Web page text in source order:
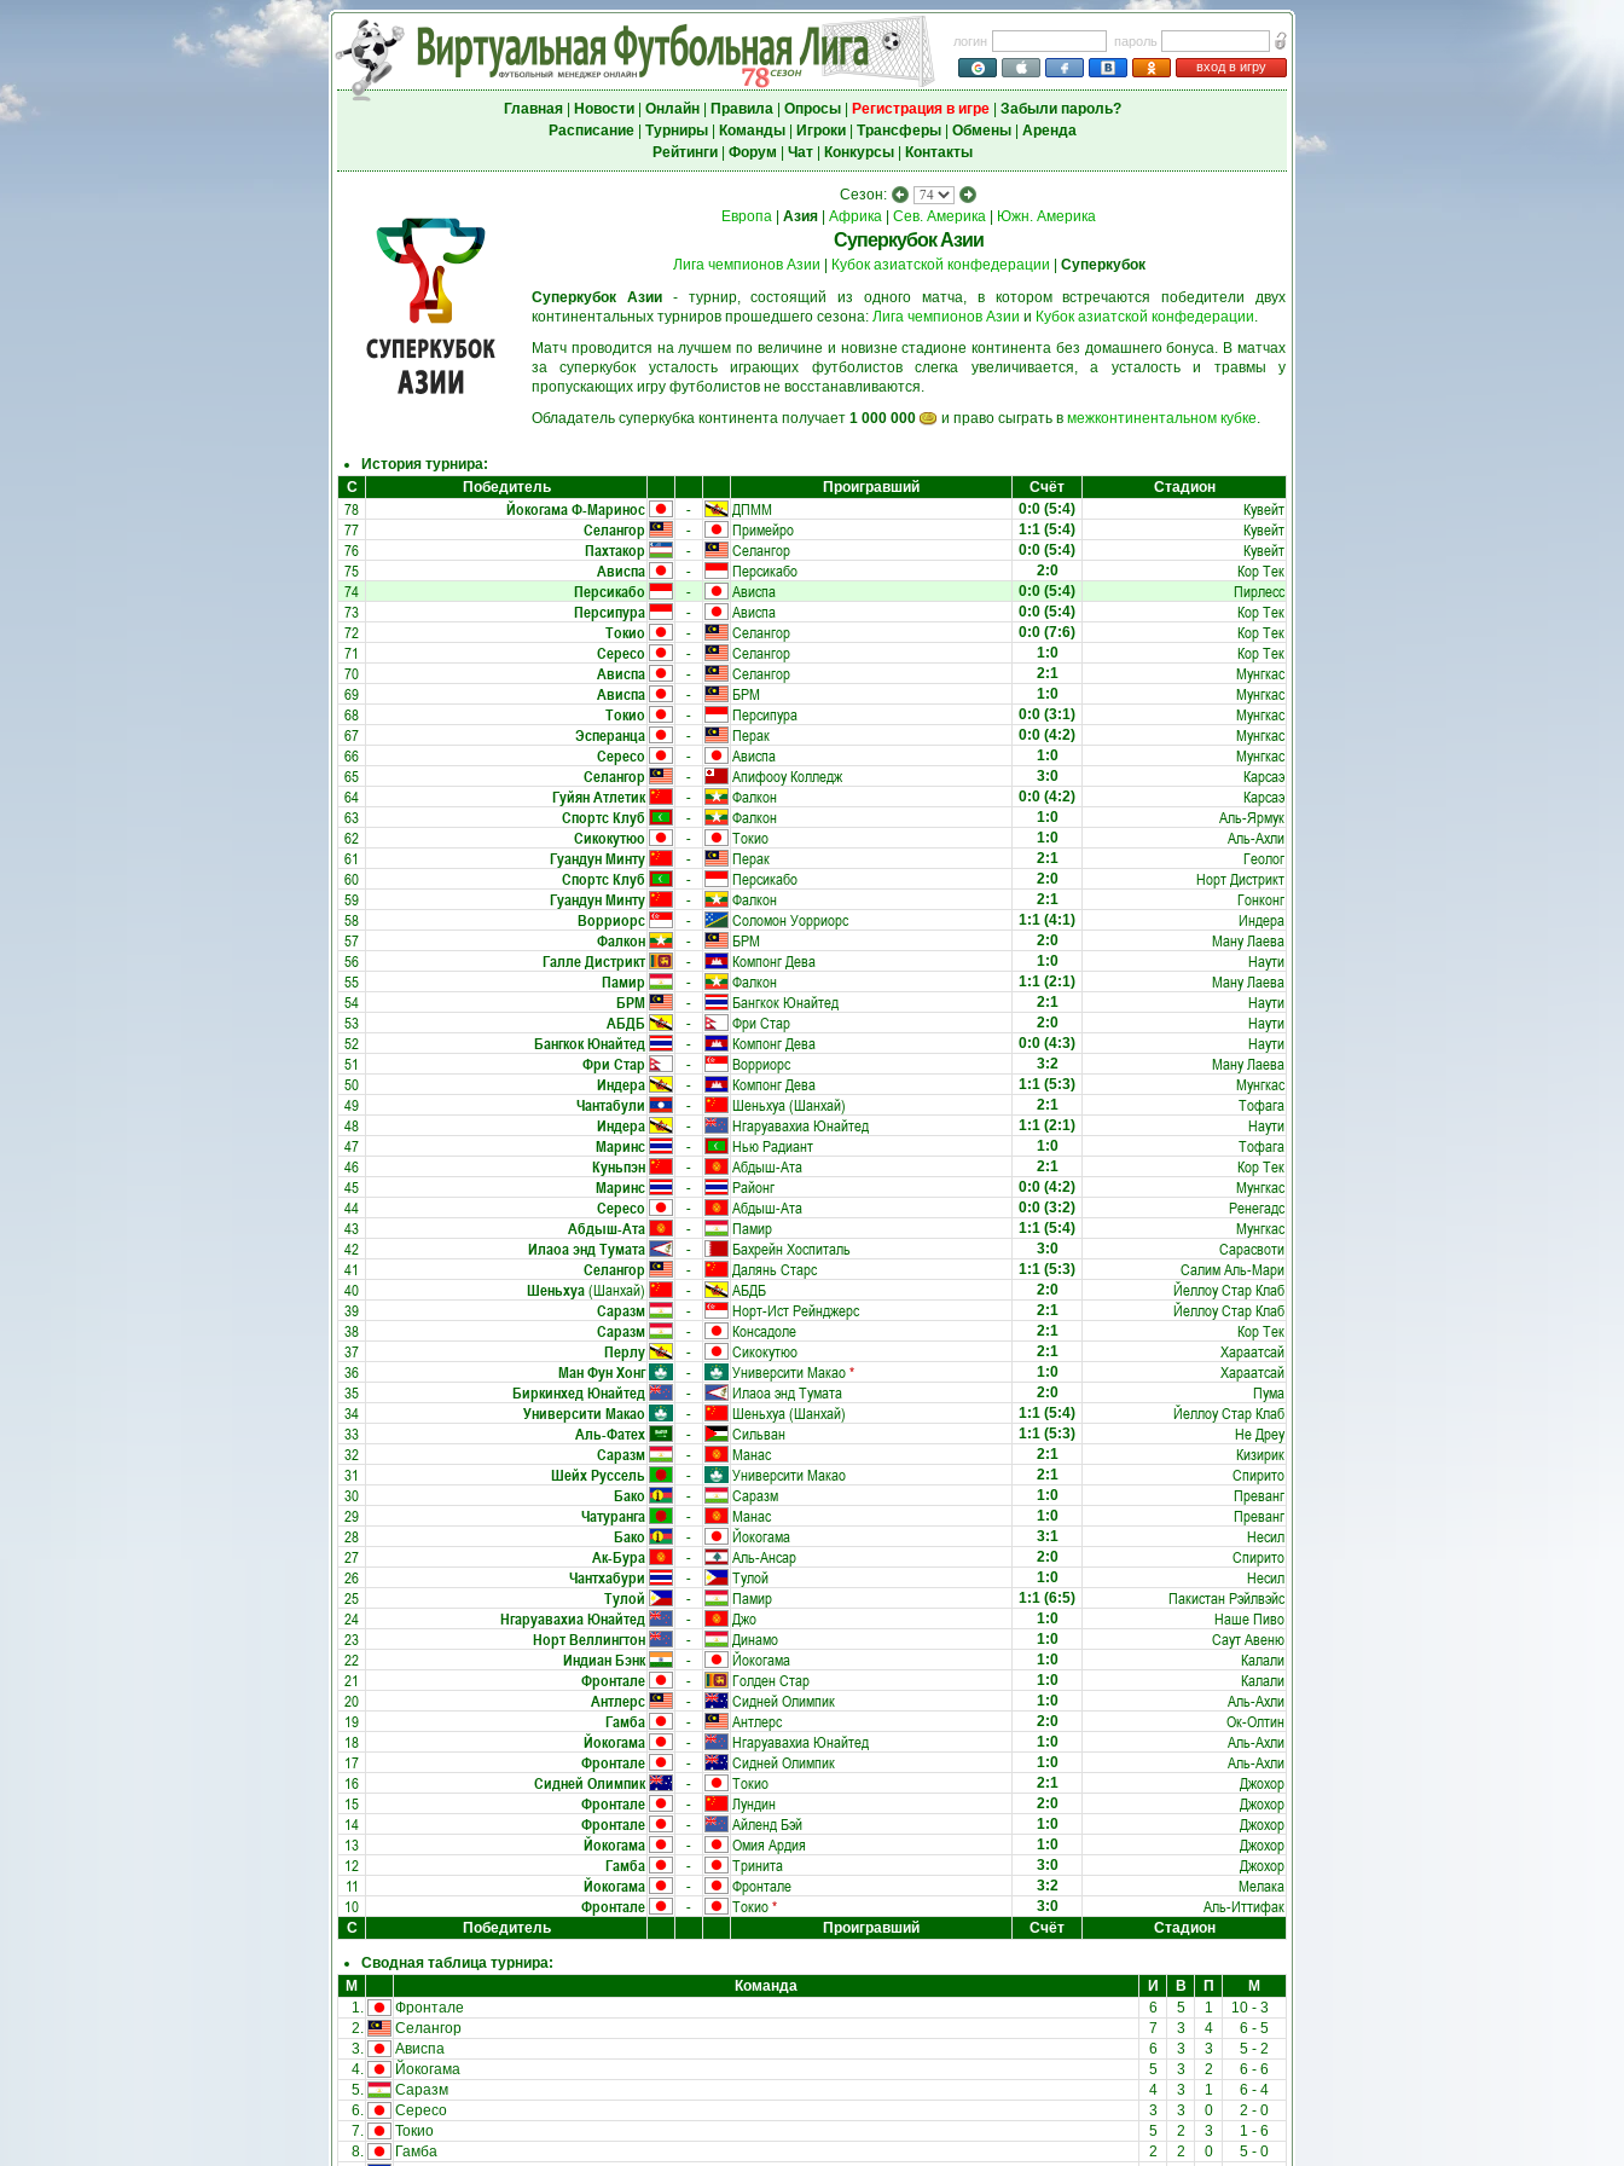
логин
пароль
вход в игру
Главная| Новости| Онлайн| Правила| Опросы| Регистрация в игре| Забыли пароль?
Расписание| Турниры| Команды| Игроки| Трансферы| Обмены| Аренда
Рейтинги| Форум Чат| Конкурсы| Контакты
Сезон:
Европа
Азия Африка Сев. Америка Южн. Америка
Суперкубок Азии
Лига чемпионов Азии Кубок азиатской конфедерации
Суперкубок
Суперкубок Азии- турнир, состоящий из одного матча, в котором встречаются победители двух
континентальных турниров прошедшего сезона: Лига чемпионов Азии и Кубок азиатской конфедерации.
Матч проводится на лучшем по величине и новизне стадионе континента без домашнего бонуса. В матчах
за суперкубок усталость играющих футболистов слегка увеличивается, а усталость и травмы у
пропускающих игру футболистов не восстанавливаются.
Обладатель суперкубка континента получает 1 000 000 и право сыграть в межконтинентальном кубке.
История турнира:
С
Победитель Проигравший Счёт Стадион
78 Йокогама Ф-Маринос - ДПММ 0:0 (5:4)
Кувейт
77
Селангор - Примейро 1:1 (5:4)
Кувейт
76
Пахтакор - Селангор 0:0 (5:4)
Кувейт
75
Ависпа - Персикабо 2:0
Кор Тек
74
Персикабо - Ависпа 0:0 (5:4)
Пирлесс
73
Персипура - Ависпа 0:0 (5:4)
Кор Тек
72
Токио - Селангор 0:0 (7:6)
Кор Тек
71
Сересо - Селангор 1:0
Кор Тек
70
Ависпа - Селангор 2:1
Мунгкас
69
Ависпа - БРМ 1:0
Мунгкас
68
Токио - Персипура 0:0 (3:1)
Мунгкас
67
Эсперанца - Перак 0:0 (4:2)
Мунгкас
66
Сересо - Ависпа 1:0
Мунгкас
65
Селангор - Апифооу Колледж 3:0
Карсаэ
64
Гуйян Атлетик - Фалкон 0:0 (4:2)
Карсаэ
63
Спортс Клуб - Фалкон 1:0
Аль-Ярмук
62
Сикокутюо - Токио 1:0
Аль-Ахли
61
Гуандун Минту - Перак 2:1
Геолог
60
Спортс Клуб - Персикабо 2:0
Норт Дистрикт
59
Гуандун Минту - Фалкон 2:1
Гонконг
58
Ворриорс - Соломон Уорриорс 1:1 (4:1)
Индера
57
Фалкон - БРМ 2:0
Ману Лаева
56
Галле Дистрикт - Компонг Дева 1:0
Наути
55
Памир - Фалкон 1:1 (2:1)
Ману Лаева
54
БРМ - Бангкок Юнайтед 2:1
Наути
53
АБДБ - Фри Стар 2:0
Наути
52
Бангкок Юнайтед - Компонг Дева 0:0 (4:3)
Наути
51
Фри Стар - Ворриорс 3:2
Ману Лаева
50
Индера - Компонг Дева 1:1 (5:3)
Мунгкас
49
Чантабули - Шеньхуа (Шанхай) 2:1
Тофага
48
Индера - Нгаруавахиа Юнайтед 1:1 (2:1)
Наути
47
Маринс - Нью Радиант 1:0
Тофага
46
Куньпэн - Абдыш-Ата 2:1
Кор Тек
45
Маринс - Районг 0:0 (4:2)
Мунгкас
44
Сересо - Абдыш-Ата 0:0 (3:2)
Ренегадс
43
Абдыш-Ата - Памир 1:1 (5:4)
Мунгкас
42
Илаоа энд Тумата - Бахрейн Хоспиталь 3:0
Сарасвоти
41
Селангор - Далянь Старс 1:1 (5:3)
Салим Аль-Мари
40
Шеньхуа(Шанхай) - АБДБ 2:0
Йеллоу Стар Клаб
39
Саразм - Норт-Ист Рейнджерс 2:1
Йеллоу Стар Клаб
38
Саразм - Консадоле 2:1
Кор Тек
37
Перлу - Сикокутюо 2:1
Хараатсай
36
Ман Фун Хонг - Университи Макао* 1:0
Хараатсай
35
Биркинхед Юнайтед - Илаоа энд Тумата 2:0
Пума
34
Университи Макао - Шеньхуа (Шанхай) 1:1 (5:4)
Йеллоу Стар Клаб
33
Аль-Фатех - Сильван 1:1 (5:3)
Не Дреу
32
Саразм - Манас 2:1
Кизирик
31
Шейх Руссель - Университи Макао 2:1
Спирито
30
Бако - Саразм 1:0
Преванг
29
Чатуранга - Манас 1:0
Преванг
28
Бако - Йокогама 3:1
Несил
27
Ак-Бура - Аль-Ансар 2:0
Спирито
26
Чантхабури - Тулой 1:0
Несил
25
Тулой - Памир 1:1 (6:5)
Пакистан Рэйлвэйс
24
Нгаруавахиа Юнайтед - Джо 1:0
Наше Пиво
23
Норт Веллингтон - Динамо 1:0
Саут Авеню
22
Индиан Бэнк - Йокогама 1:0
Калали
21
Фронтале - Голден Стар 1:0
Калали
20
Антлерс - Сидней Олимпик 1:0
Аль-Ахли
19
Гамба - Антлерс 2:0
Ок-Олтин
18
Йокогама - Нгаруавахиа Юнайтед 1:0
Аль-Ахли
17
Фронтале - Сидней Олимпик 1:0
Аль-Ахли
16
Сидней Олимпик - Токио 2:1
Джохор
15
Фронтале - Лундин 2:0
Джохор
14
Фронтале - Айленд Бэй 1:0
Джохор
13
Йокогама - Омия Ардия 1:0
Джохор
12
Гамба - Тринита 3:0
Джохор
11
Йокогама - Фронтале 3:2
Мелака
10
Фронтале - Токио* 3:0 Аль-Иттифак
С Победитель Проигравший Счёт Стадион
Сводная таблица турнира:
М
Команда И В П
М
1.
Фронтале 6 5 1 10 - 3
2.
Селангор 7 3 4 6 - 5
3.
Ависпа 6 3 3 5 - 2
4.
Йокогама 5 3 2 6 - 6
5.
Саразм 4 3 1 6 - 4
6.
Сересо 3 3 0 2 - 0
7.
Токио 5 2 3 1 - 6
8.
Гамба 2 2 0 5 - 0